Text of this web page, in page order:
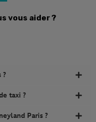
vous aider ?
?
taxi ?
Paris ?